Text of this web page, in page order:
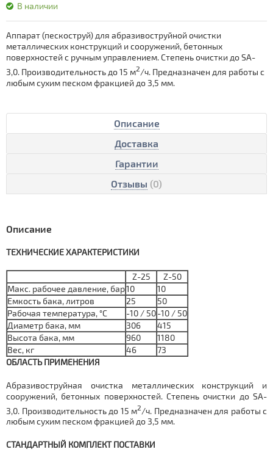
В наличии
Аппарат (пескоструй) для абразивоструйной очистки
металлических конструкций и сооружений, бетонных
поверхностей с ручным управлением. Степень очистки до SA-
3,0. Производительность до 15 м2/ч. Предназначен для работы с
любым сухим песком фракцией до 3,5 мм.
Описание
Доставка
Гарантии
Отзывы (0)
Описание
ТЕХНИЧЕСКИЕ ХАРАКТЕРИСТИКИ
Z-25
Z-50
Макс. рабочее давление, бар10
10
Емкость бака, литров
25
50
Рабочая температура, °C
-10 / 50-10 / 50
Диаметр бака, мм
306
415
Высота бака, мм
960
1180
Вес, кг
46
73
ОБЛАСТЬ ПРИМЕНЕНИЯ
Абразивоструйная очистка металлических конструкций и
сооружений, бетонных поверхностей. Степень очистки до SA-
3,0. Производительность до 15 м2 /ч. Предназначен для работы с
любым сухим песком фракцией до 3,5 мм.
СТАНДАРТНЫЙ КОМПЛЕКТ ПОСТАВКИ